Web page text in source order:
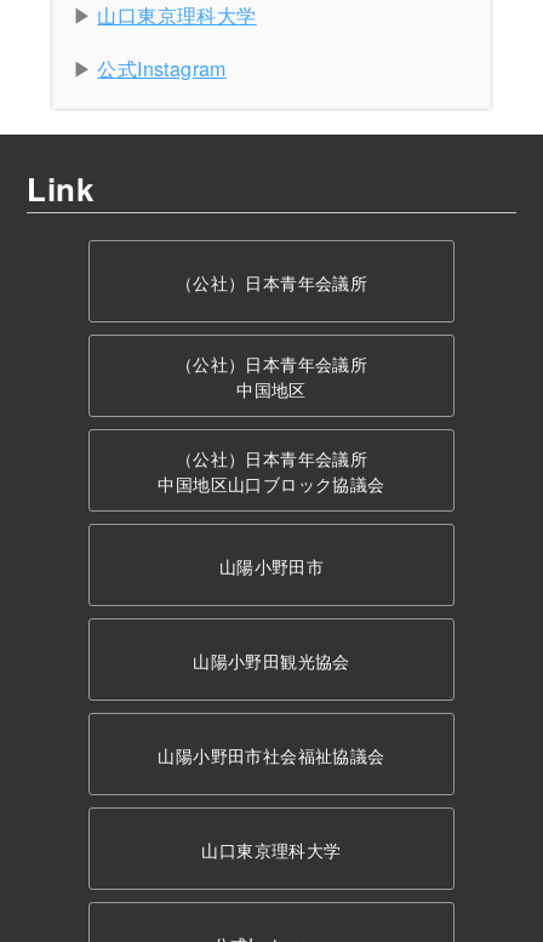
山口東京理科大学
公式Instagram
Link
（公社）日本青年会議所
（公社）日本青年会議所
中国地区
（公社）日本青年会議所
中国地区山口ブロック協議会
山陽小野田市
山陽小野田観光協会
山陽小野田市社会福祉協議会
山口東京理科大学